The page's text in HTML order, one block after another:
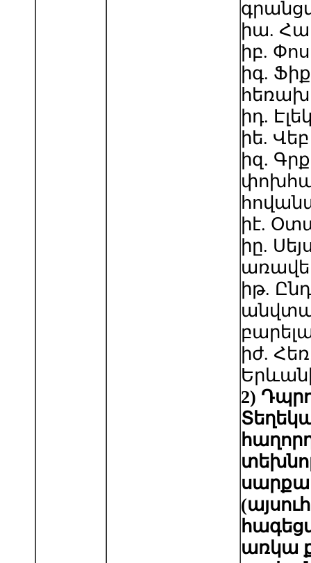
իա.
իբ.
իգ.
իդ.
իե.
իզ.
իէ.
իը.
իթ.
իժ.
2)
առկա